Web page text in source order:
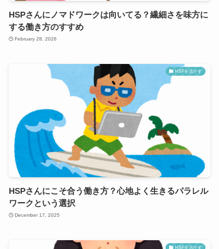
HSPさんにノマドワークは向いてる？繊細さを味方に
する働き方のすすめ
February 28, 2026
HSPを活かす
HSPさんにこそ合う働き方？心地よく生きるパラレル
ワークという選択
December 17, 2025
HSPを活かす